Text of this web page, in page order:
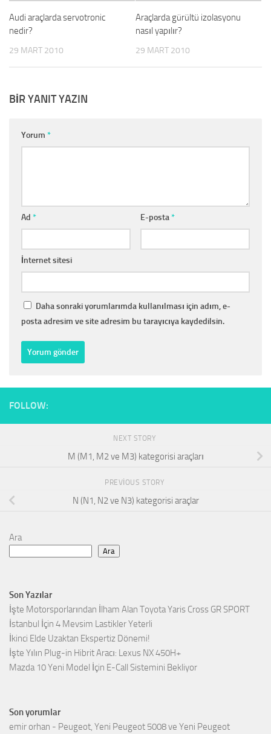
Audi araçlarda servotronic
nedir?
29 MART 2010
Araçlarda gürültü izolasyonu
nasıl yapılır?
29 MART 2010
BIR YANIT YAZIN
Yorum *
Ad * E-posta*
İnternet sitesi
Daha sonraki yorumlarımda kullanılması için adım, e-
posta adresim ve site adresim bu tarayıcıya kaydedilsin.
FOLLOW:
NEXT STORY
M (M1, M2 ve M3) kategorisi araçları
PREVIOUS STORY
N (N1, N2 ve N3) kategorisi araçlar
Ara
Ara
Son Yazılar
İşte Motorsporlarından İlham Alan Toyota Yaris Cross GR SPORT
İstanbul İçin 4 Mevsim Lastikler Yeterli
İkinci Elde Uzaktan Ekspertiz Dönemi!
İşte Yılın Plug-in Hibrit Aracı: Lexus NX 450H+
Mazda 10 Yeni Model İçin E-Call Sistemini Bekliyor
Son yorumlar
emir orhan - Peugeot, Yeni Peugeot 5008 ve Yeni Peugeot